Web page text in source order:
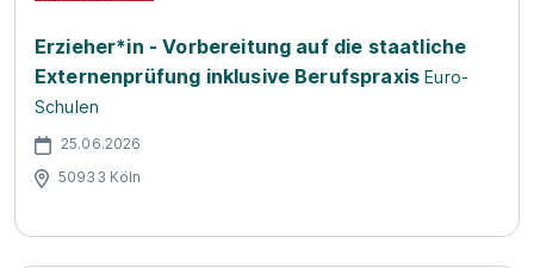
Erzieher*in - Vorbereitung auf die staatliche
Externenprüfung inklusive Berufspraxis Euro-
Schulen
25.06.2026
50933 Köln